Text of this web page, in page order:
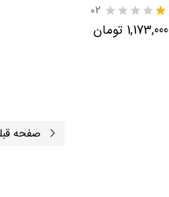
نم
02
1,173,000 تومان
صفحه